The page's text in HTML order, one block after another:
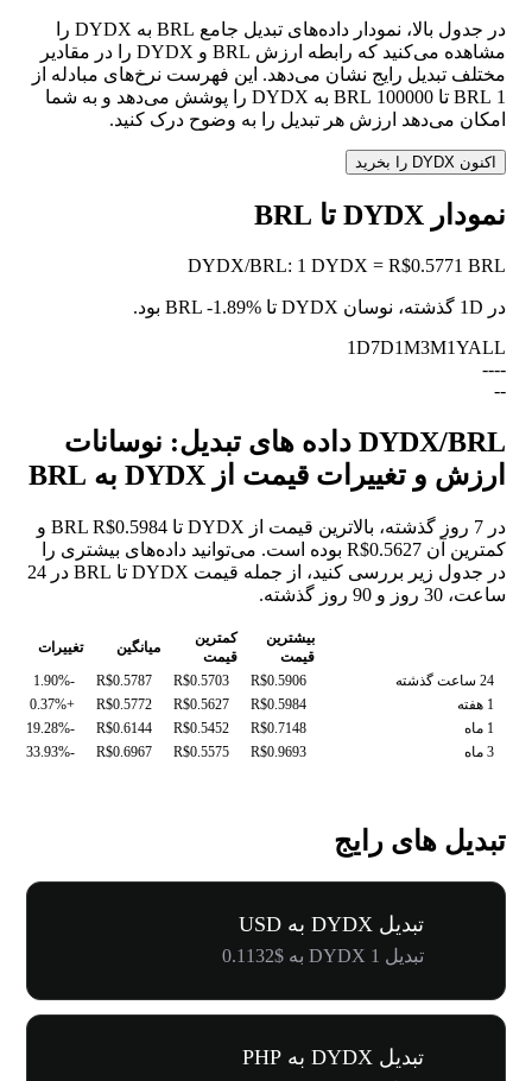
در جدول بالا، نمودار داده‌های تبدیل جامع BRL به DYDX را
مشاهده می‌کنید که رابطه ارزش BRL و DYDX را در مقادیر
مختلف تبدیل رایج نشان می‌دهد. این فهرست نرخ‌های مبادله از
1 BRL تا 100000 BRL به DYDX را پوشش می‌دهد و به شما
امکان می‌دهد ارزش هر تبدیل را به وضوح درک کنید.
اکنون DYDX را بخرید
نمودار DYDX تا BRL
DYDX/BRL: 1 DYDX = R$0.5771 BRL
در 1D گذشته، نوسان DYDX تا BRL -1.89%
بود.
1D7D1M3M1YALL
--
--
--
DYDX/BRL داده های تبدیل: نوسانات
ارزش و تغییرات قیمت از DYDX به BRL
در 7 روز گذشته، بالاترین قیمت از DYDX تا BRL R$0.5984 و
کمترین آن R$0.5627 بوده است. می‌توانید داده‌های بیشتری را
در جدول زیر بررسی کنید، از جمله قیمت DYDX تا BRL در 24
ساعت، 30 روز و 90 روز گذشته.
بیشترین
قیمت
کمترین
قیمت
میانگین
تغییرات
24 ساعت گذشته
R$0.5906
R$0.5703
R$0.5787
-1.90%
1 هفته
R$0.5984
R$0.5627
R$0.5772
+0.37%
1 ماه
R$0.7148
R$0.5452
R$0.6144
-19.28%
3 ماه
R$0.9693
R$0.5575
R$0.6967
-33.93%
تبدیل های رایج
تبدیل DYDX به USD
تبدیل 1 DYDX به $0.1132
تبدیل DYDX به PHP